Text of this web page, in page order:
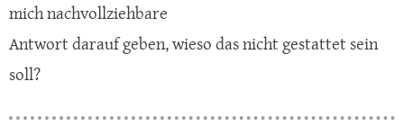
mich nachvollziehbare
Antwort darauf geben, wieso das nicht gestattet sein
soll?